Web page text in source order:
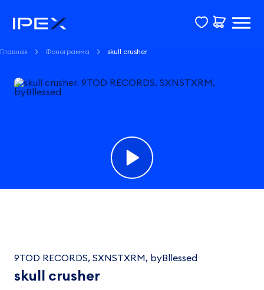
Главная Фонограмма skull crusher
crusher
RECORDS,
9TOD RECORDS, SXNSTXRM, byBllessed
skull crusher